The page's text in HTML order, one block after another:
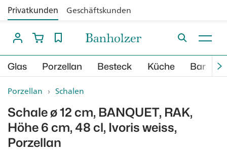
Privatkunden Geschäftskunden
Glas Porzellan Besteck Küche Bar
Porzellan › Schalen
Schale ø 12 cm, BANQUET, RAK,
Höhe 6 cm, 48 cl, Ivoris weiss,
Porzellan